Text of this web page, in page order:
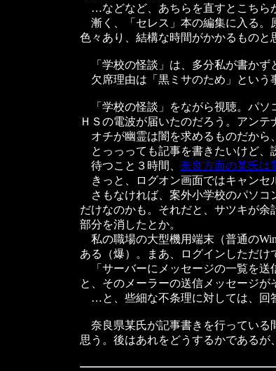
…などなど、あちらを直すとこちら
漸く、「セレス」本の編集に入る。
色々あり、結構な時間がかかるものと
「学校の怪談」は、多分私が書かず
欠席理由は「黒ミサのため」という
「学校の怪談」をながら視聴。パソ
ＨＳの電波が届いたのだろう。アンテ
オチが幽霊は闇を求めるものだから
とっっっても記事を書きたいけど、
待つこと３時間、 奈良方面の某氏は
きっと、ログオン画面ではキャンセ
さもなければ、案外小学校のパソコ
だけなのかも。それだと、サツキが
部分を消したとか。
私の職場の大型機用端末（普通の
ある（爆）。まあ、ログインしただけ
「サーバーにメッセージの一覧を送
と、そのメーラーの送信メッセージ
…と、些細な不条理に対しては、回
奈良県某氏が記事書きを行っている
思う。後はあれをどうするかであるが